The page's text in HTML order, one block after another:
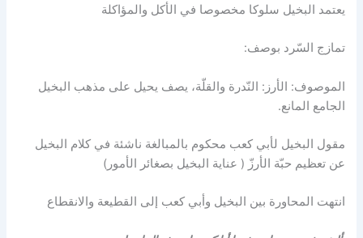
يعتمد البخيل سلوكا مخصوصا في الأكل والمؤاكلة
تمازج السّرد بوصف:
الموصوف: الأرز: النّدرة والقلّة، يصف يحيل على مذهب البخيل
الجامع المانع.
مقول البخيل لأبي كعب محكوم بالمبالغة ناشئة في كلام البخيل
عن تعظيم حبّة الأرزّ ( عناية البخيل بصغائر الأمور)
انتهت المحاورة بين البخيل وأبي كعب إلى القطيعة والانقطاع